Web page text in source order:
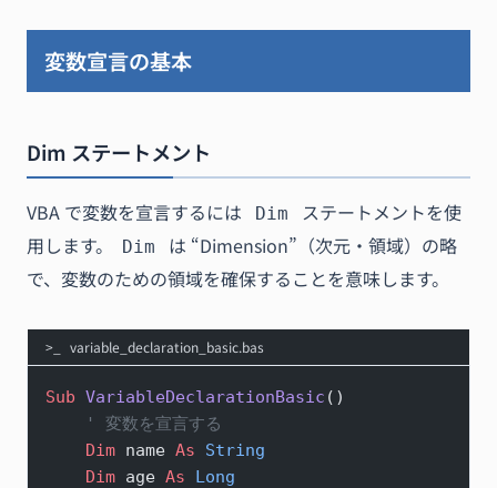
変数宣言の基本
Dim ステートメント
VBA で変数を宣言するには Dim
ステートメントを使
用します。
Dim
は “Dimension”（次元・領域）の略
で、変数のための領域を確保することを意味します。
variable_declaration_basic.bas
Sub VariableDeclarationBasic ()
    ' 変数を宣言する
    Dim
name As String
    Dim
age As Long